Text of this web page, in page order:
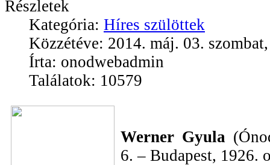
Részletek
Kategória: Híres szülöttek
Közzétéve: 2014. máj. 03.
Írta: onodwebadmin
Találatok: 10579
Werner Gyula
6. – Budapest, 1926.